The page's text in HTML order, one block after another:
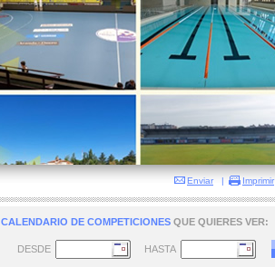
Enviar | Imprimir
CALENDARIO DE COMPETICIONES QUE QUIERES VER:
DESDE HASTA